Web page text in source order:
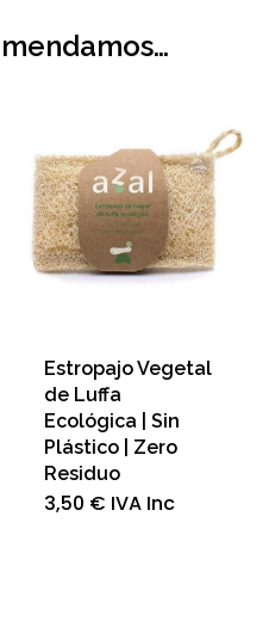
Estropajo Vegetal
de Luffa
Ecológica | Sin
Plástico | Zero
Residuo
3,50 € IVA Inc